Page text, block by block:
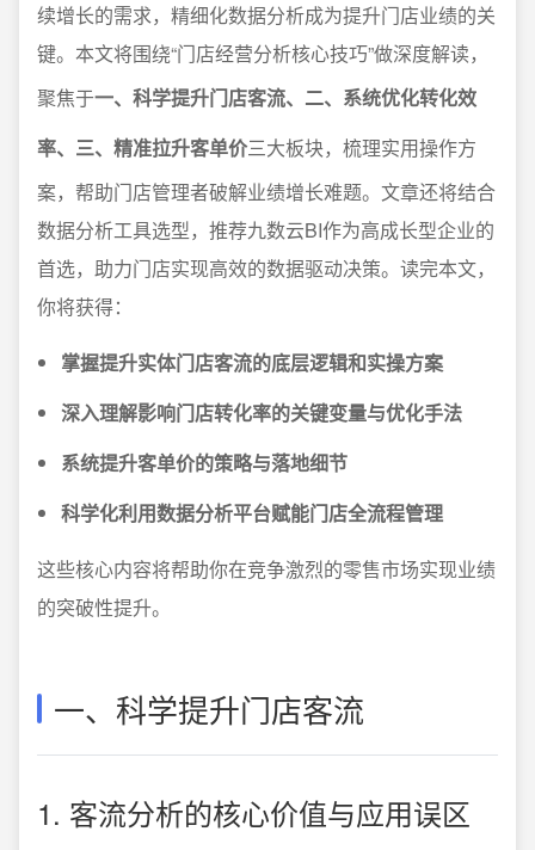
续增长的需求，精细化数据分析成为提升门店业绩的关
键。本文将围绕“门店经营分析核心技巧”做深度解读，
聚焦于一、科学提升门店客流、二、系统优化转化效
率、三、精准拉升客单价三大板块，梳理实用操作方
案，帮助门店管理者破解业绩增长难题。文章还将结合
数据分析工具选型，推荐九数云BI作为高成长型企业的
首选，助力门店实现高效的数据驱动决策。读完本文，
你将获得：
掌握提升实体门店客流的底层逻辑和实操方案
深入理解影响门店转化率的关键变量与优化手法
系统提升客单价的策略与落地细节
科学化利用数据分析平台赋能门店全流程管理
这些核心内容将帮助你在竞争激烈的零售市场实现业绩
的突破性提升。
一、科学提升门店客流
1. 客流分析的核心价值与应用误区